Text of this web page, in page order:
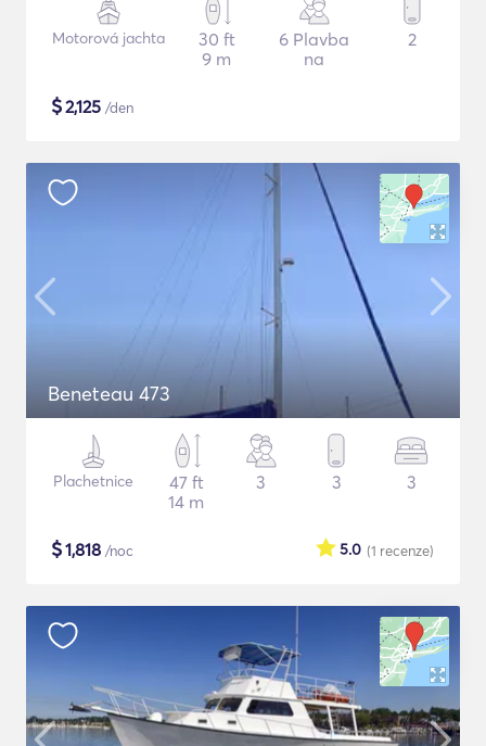
Motorová jachta
30 ft
9 m
6 Plavba
na
2
$2,125 /den
Beneteau 473
Plachetnice
47 ft
14 m
3 3 3
$1,818 /noc (1 recenze)
5.0